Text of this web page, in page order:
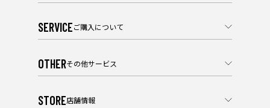
SERVICEご購入について
OTHERその他サービス
STORE店舗情報